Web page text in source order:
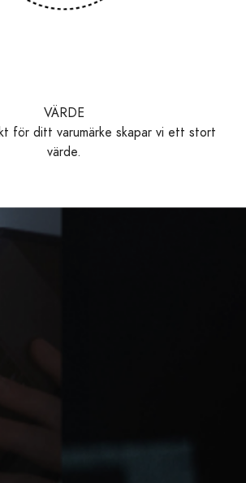
VÄRDE
för ditt varumärke skapar vi ett stort
värde.